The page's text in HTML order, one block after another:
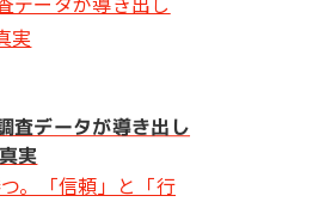
データが導き出し
実
。「信頼」と「行